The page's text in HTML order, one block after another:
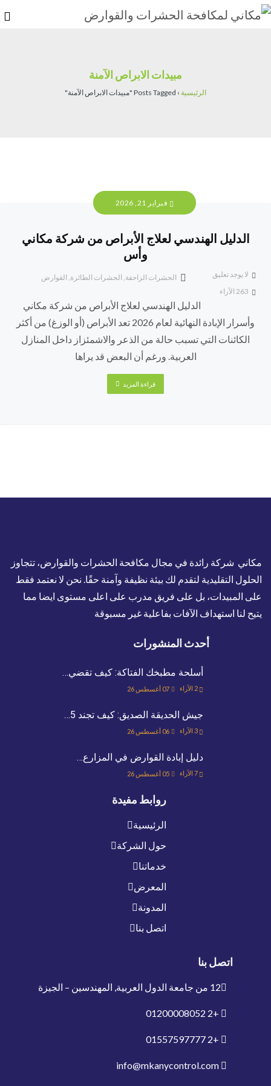
مبيدات الابراص الآمنة
الرئيسية › Posts Tagged "مبيدات الابراص الآمنة"
فبراير 21, 2026
الدليل الهندسي لعلاج الأبراص من شركة مكاني
وأس
الحشرات الزاحفة, الحشرات الطائرة, القوارض
لا يوجد تعليق
الآراء
الدليل الهندسي لعلاج الأبراص من شركة مكاني
وأسرار الإبادة النهائية لعام 2026 تعد الأبراص (أو الوزغ) من أكثر
الكائنات التي تسبب حالة من الذعر والاشمئزاز داخل المنازل
العربية. ورغم أن البعض قد يراها
قراءة المزيد
مكاني شركة رائدة في مجال مكافحة الحشرات والقوارض، تتجاوز
الحلول التقليدية لتقدم لك بيئة نظيفة وآمنة حقًا. نحن لا نعتمد فقط
على المبيدات، بل على فريق مدرب على اعلى مستوى ايضا مما
يتيح لنا استهداف الآفات بفاعلية غير مسبوقة
أحدث المنشورات
أسلحة مطبخك الفتاكة: كيف تقضي…
07 أغسطس 26 2 الآراء
جيش الحديقة الصديق: كيف تجند 5…
06 أغسطس 26 3 الآراء
دليل إبادة القوارض في المزارع…
05 أغسطس 26 7 الآراء
روابط مفيدة
الرئيسية
حول الشركة
خدماتنا
المعرض
المدونة
اتصل بنا
اتصل بنا
12 من جامعة الدول العربية, المهندسين – الجيزة
+2
01200008052
+2
01557597777